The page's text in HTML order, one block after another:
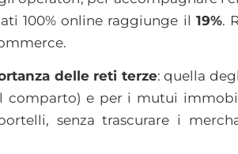
100% online raggiunge il 19%.
delle reti terze: quella
comparto) e per i mutui
senza trascurare i